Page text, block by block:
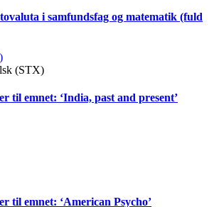
i samfundsfag og matematik (fuld
(STX)
til emnet: ‘India, past and present’
til emnet: ‘American Psycho’